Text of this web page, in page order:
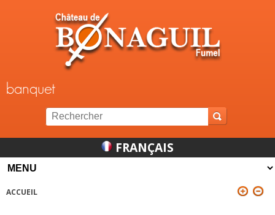
banquet
FRANÇAIS
ACCUEIL